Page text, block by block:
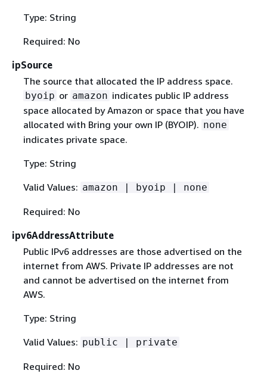
Type: String
Required: No
ipSource
The source that allocated the IP address space.
byoip or amazon indicates public IP address
space allocated by Amazon or space that you have
allocated with Bring your own IP (BYOIP). none
indicates private space.
Type: String
Valid Values: amazon | byoip | none
Required: No
ipv6AddressAttribute
Public IPv6 addresses are those advertised on the
internet from AWS. Private IP addresses are not
and cannot be advertised on the internet from
AWS.
Type: String
Valid Values: public | private
Required: No